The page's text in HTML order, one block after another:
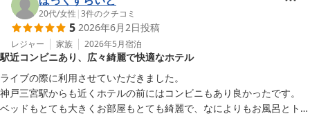
20代/女性 |3件のクチコミ
5 2026年6月2日投稿
レジャー 家族 2026年5月宿泊
駅近コンビニあり、広々綺麗で快適なホテル
ライブの際に利用させていただきました。
神戸三宮駅からも近くホテルの前にはコンビニもあり良かったです。
ベッドもとても大きくお部屋もとても綺麗で、なによりもお風呂とトイ